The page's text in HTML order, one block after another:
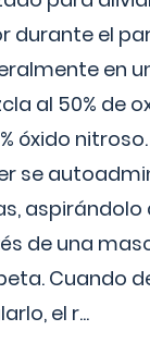
durante el
en
al 50% de
óxido nitroso.
se
aspirándolo
de una
Cuando
el r...